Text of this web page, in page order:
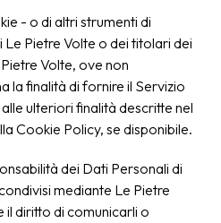
- o di altri strumenti di
Pietre Volte o dei titolari dei
Volte, ove non
la finalità di fornire il Servizio
ulteriori finalità descritte nel
Cookie Policy, se disponibile.
dei Dati Personali di
mediante Le Pietre
il diritto di comunicarli o